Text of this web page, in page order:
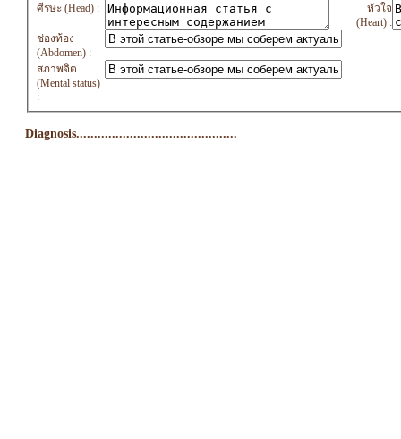
ศีรษะ (Head) :
หัวใจ
(Heart) :
ช่องท้อง
(Abdomen) :
สภาพจิต
(Mental status)
:
Diagnosis.............................................